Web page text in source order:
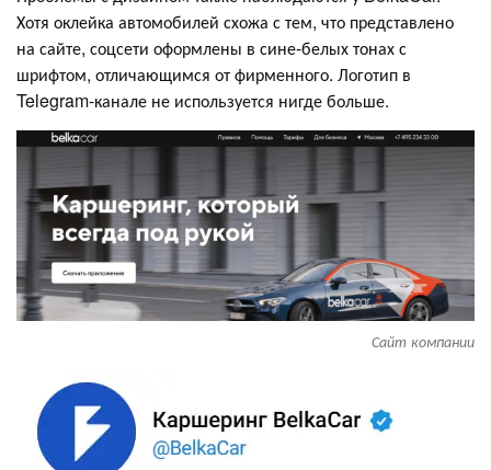
Хотя оклейка автомобилей схожа с тем, что представлено
на сайте, соцсети оформлены в сине-белых тонах с
шрифтом, отличающимся от фирменного. Логотип в
Telegram-канале не используется нигде больше.
Сайт компании